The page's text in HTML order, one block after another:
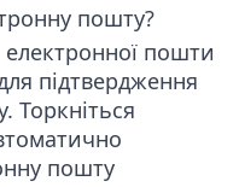
пошту?
електронної пошти
підтвердження
Торкніться
пошту